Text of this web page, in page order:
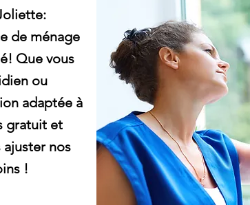
de ménage
Que vous
ou
adaptée à
gratuit et
nos
!